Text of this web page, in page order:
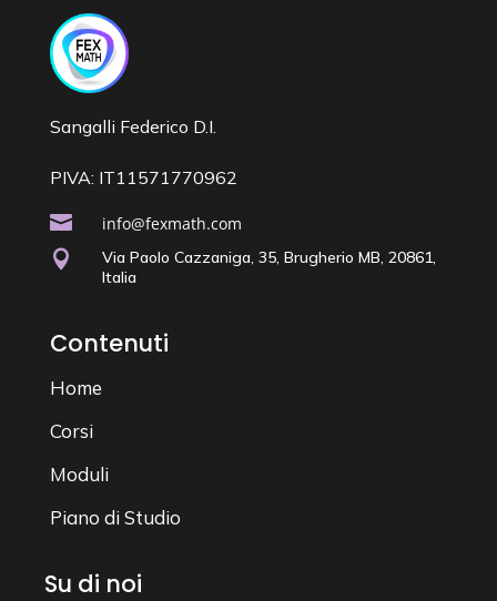
Sangalli Federico D.I.
PIVA: IT11571770962

info@fexmath.com

Via Paolo Cazzaniga, 35, Brugherio MB, 20861,
Italia
Contenuti
Home
Corsi
Moduli
Piano di Studio
Su di noi